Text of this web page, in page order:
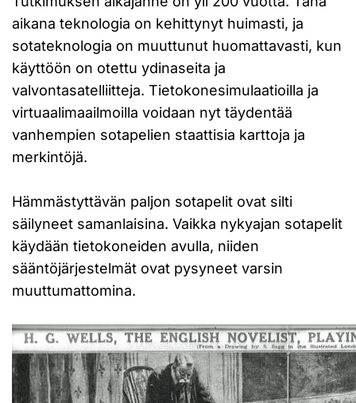
aikana teknologia on kehittynyt huimasti, ja
sotateknologia on muuttunut huomattavasti, kun
käyttöön on otettu ydinaseita ja
valvontasatelliitteja. Tietokonesimulaatioilla ja
virtuaalimaailmoilla voidaan nyt täydentää
vanhempien sotapelien staattisia karttoja ja
merkintöjä.
Hämmästyttävän paljon sotapelit ovat silti
säilyneet samanlaisina. Vaikka nykyajan sotapelit
käydään tietokoneiden avulla, niiden
sääntöjärjestelmät ovat pysyneet varsin
muuttumattomina.